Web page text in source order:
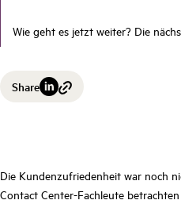
Wie geht es jetzt weiter? Die
Share
Die Kundenzufriedenheit war noch
Contact Center-Fachleute